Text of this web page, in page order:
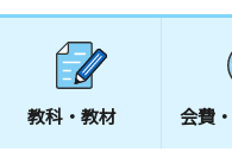
教科・教材 会費・